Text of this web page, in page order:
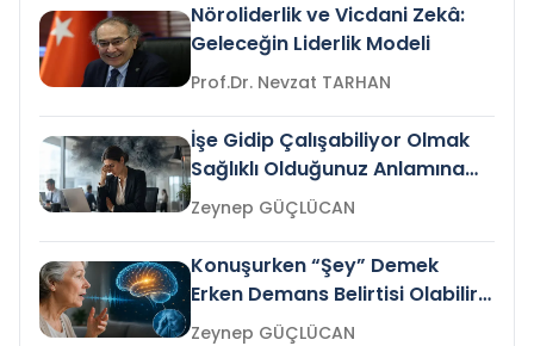
Nöroliderlik ve Vicdani Zekâ:
Geleceğin Liderlik Modeli
Prof.Dr. Nevzat TARHAN
İşe Gidip Çalışabiliyor Olmak
Sağlıklı Olduğunuz Anlamına
Gelir mi?Zeynep GÜÇLÜCAN
Konuşurken “Şey” Demek
Erken Demans Belirtisi Olabilir
mi?
Zeynep GÜÇLÜCAN